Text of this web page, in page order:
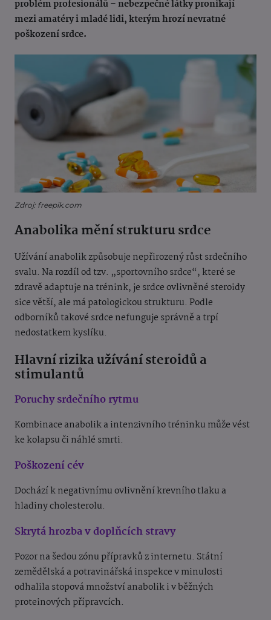
problém profesionálů – nebezpečné látky pronikají
mezi amatéry i mladé lidi, kterým hrozí nevratné
poškození srdce.
Zdroj: freepik.com
Anabolika mění strukturu srdce
Užívání anabolik způsobuje nepřirozený růst srdečního
svalu. Na rozdíl od tzv. „sportovního srdce“, které se
zdravě adaptuje na trénink, je srdce ovlivněné steroidy
sice větší, ale má patologickou strukturu. Podle
odborníků takové srdce nefunguje správně a trpí
nedostatkem kyslíku.
Hlavní rizika užívání steroidů a
stimulantů
Poruchy srdečního rytmu
Kombinace anabolik a intenzivního tréninku může vést
ke kolapsu či náhlé smrti.
Poškození cév
Dochází k negativnímu ovlivnění krevního tlaku a
hladiny cholesterolu.
Skrytá hrozba v doplňcích stravy
Pozor na šedou zónu přípravků z internetu. Státní
zemědělská a potravinářská inspekce v minulosti
odhalila stopová množství anabolik i v běžných
proteinových přípravcích.